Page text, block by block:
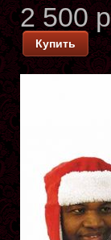
2 500
Купить